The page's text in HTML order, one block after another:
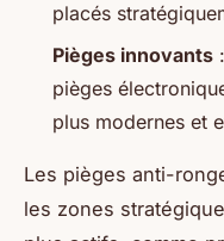
placés
Pièges innovants
pièges
plus modernes et
Les pièges anti-
les zones